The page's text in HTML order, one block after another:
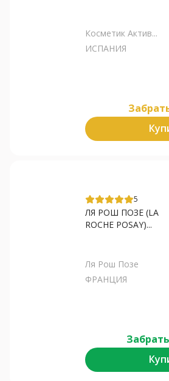
Косметик Актив...
ИСПАНИЯ
5
ЛЯ РОШ ПОЗЕ (LA
ROCHE POSAY)...
Ля Рош Позе
ФРАНЦИЯ